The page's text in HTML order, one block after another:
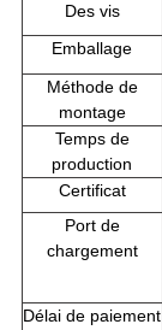
Des vis
Emballage
Méthode de
montage
Temps de
production
Certificat
Port de
chargement
Délai de paiement